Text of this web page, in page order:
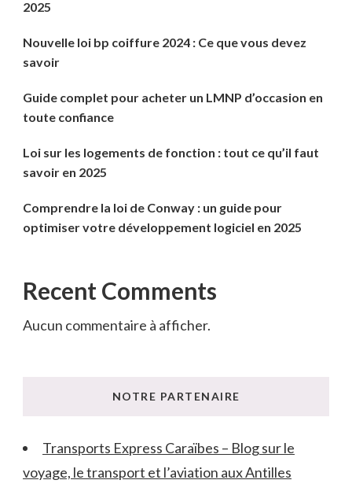
2025
Nouvelle loi bp coiffure 2024 : Ce que vous devez
savoir
Guide complet pour acheter un LMNP d’occasion en
toute confiance
Loi sur les logements de fonction : tout ce qu’il faut
savoir en 2025
Comprendre la loi de Conway : un guide pour
optimiser votre développement logiciel en 2025
Recent Comments
Aucun commentaire à afficher.
NOTRE PARTENAIRE
Transports Express Caraïbes – Blog sur le
voyage, le transport et l’aviation aux Antilles